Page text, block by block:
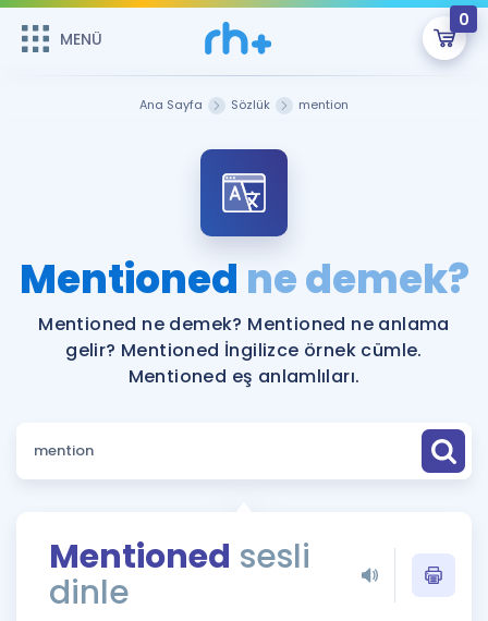
MENÜ
0
ÜYE DEĞİLİM
Sepetin Şu An Boş.
Remzi Hoca ile seni sınava hazırlayacak onlarca eğitim seni
bekliyor!
MENÜ
Faydalı Araçlar
Sözlük
Rehberlik Aracı
ÖSYM Sınav Takvimi
Hakkımızda
Ana Sayfa Sözlük mention
Mentioned ne demek?
Mentioned ne demek? Mentioned ne anlama
gelir? Mentioned İngilizce örnek cümle.
Mentioned eş anlamlıları.
Mentioned sesli
dinle